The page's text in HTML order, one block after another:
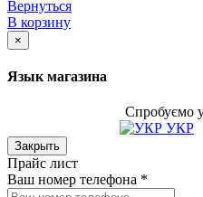
Вернуться
В корзину
×
Язык магазина
Спробуємо
УКР
Закрыть
Прайс лист
Ваш номер телефона *